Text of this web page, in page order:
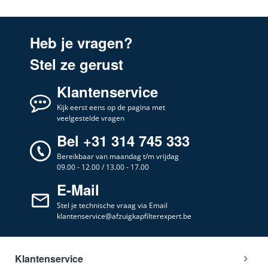
Heb je vragen?
Stel ze gerust
Klantenservice
Kijk eerst eens op de pagina met
veelgestelde vragen
Bel +31 314 745 333
Bereikbaar van maandag t/m vrijdag
09.00 - 12.00 / 13.00 - 17.00
E-Mail
Stel je technische vraag via Email
klantenservice@afzuigkapfilterexpert.be
Klantenservice